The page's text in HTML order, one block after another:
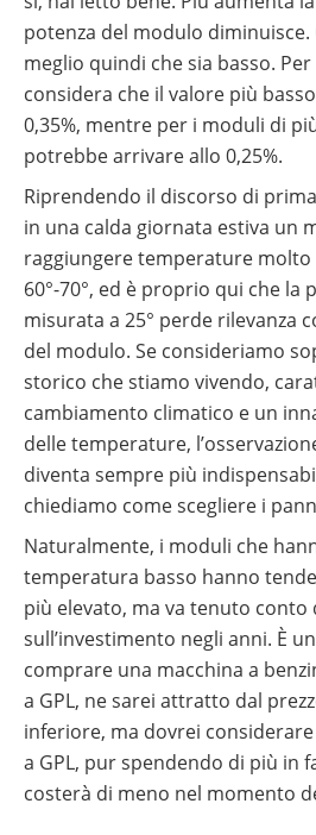
potenza del modulo
meglio quindi che sia basso.
considera che il valore più
0,35%, mentre per i moduli di
potrebbe arrivare allo 0,25%.
Riprendendo il discorso di
in una calda giornata estiva un
raggiungere temperature molto
60°-70°, ed è proprio qui che la
misurata a 25° perde rilevanza
del modulo. Se consideriamo
storico che stiamo vivendo,
cambiamento climatico e un
delle temperature,
diventa sempre più
chiediamo come scegliere i
Naturalmente, i moduli che
temperatura basso hanno
più elevato, ma va tenuto
sull’investimento negli anni. È
comprare una macchina a
a GPL, ne sarei attratto dal
inferiore, ma dovrei
a GPL, pur spendendo di più in
costerà di meno nel momento